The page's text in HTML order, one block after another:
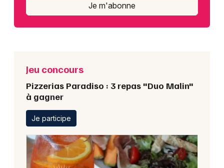
Je m'abonne
Jeu concours
Pizzerias Paradiso : 3 repas "Duo Malin"
à gagner
Je participe